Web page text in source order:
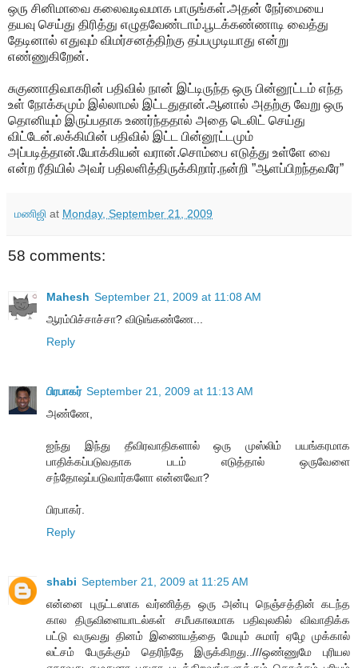
ஒரு சினிமாவை கலைவடிவமாக பாருங்கள்.அதன் நேர்மையை
தயவு செய்து திரித்து எழுதவேண்டாம்.பூடக்கண்ணாடி வைத்து
தேடினால் எதுவும் விமர்சனத்திற்கு தப்பமுடியாது என்று
எண்ணுகிறேன்.
சுகுணாதிவாகரின் பதிவில் நான் இட்டிருந்த ஒரு பின்னூட்டம் எந்த
உள் நோக்கமும் இல்லாமல் இட்டதுதான்.ஆனால் அதற்கு வேறு ஒரு
தொனியும் இருப்பதாக உணர்ந்ததால் அதை டெலிட் செய்து
விட்டேன்.லக்கியின் பதிவில் இட்ட பின்னூட்டமும்
அப்படித்தான்.யோக்கியன் வரான்.சொம்பை எடுத்து உள்ளே வை
என்ற ரீதியில் அவர் பதிலளித்திருக்கிறார்.நன்றி ”ஆளப்பிறந்தவரே”
மணிஜி at Monday, September 21, 2009
58 comments:
Mahesh September 21, 2009 at 11:08 AM
ஆரம்பிச்சாச்சா? விடுங்கண்ணே...
Reply
பிரபாகர் September 21, 2009 at 11:13 AM
அண்ணே,
ஐந்து இந்து தீவிரவாதிகளால் ஒரு முஸ்லிம் பயங்கரமாக
பாதிக்கப்படுவதாக படம் எடுத்தால் ஒருவேளை
சந்தோஷப்படுவார்களோ என்னவோ?
பிரபாகர்.
Reply
shabi September 21, 2009 at 11:25 AM
என்னை புருட்டஸாக வர்ணித்த ஒரு அன்பு நெஞ்சத்தின் கடந்த
கால திருவிளையாடல்கள் சமீபகாலமாக பதிவுலகில் விவாதிக்க
பட்டு வருவது தினம் இணையத்தை மேயும் சுமார் ஏழே முக்கால்
லட்சம் பேருக்கும் தெரிந்தே இருக்கிறது..///ஒண்ணுமே புரியல